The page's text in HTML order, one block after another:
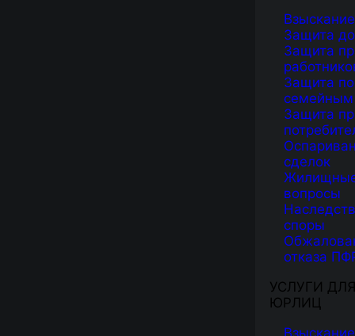
Защита
Защита
Защита по
Защита
сделок
вопросы
споры
отказа
УСЛУГИ ДЛЯ
ЮРЛИЦ